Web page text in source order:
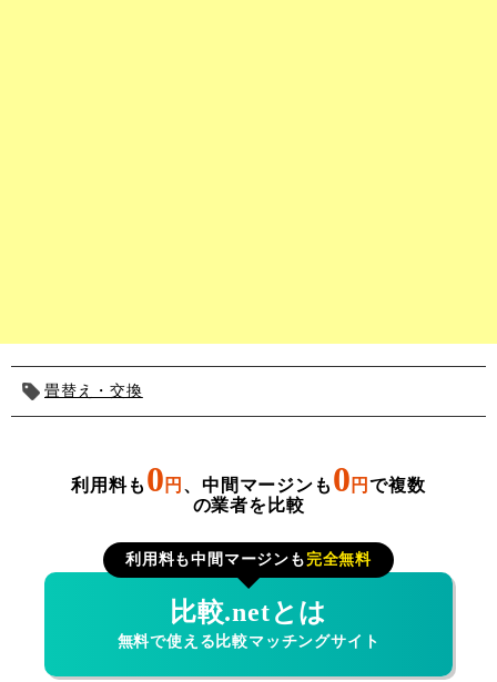
畳替え・交換
利用料も 0 円 、中間マージンも 0 円で複数
の業者を比較
利用料も中間マージンも 完全無料
比較.netとは
無料で使える比較マッチングサイト